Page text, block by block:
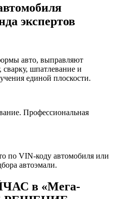
экспертов
авто, выправляют
шпатлевание и
единой плоскости.
Профессиональная
по VIN-коду автомобиля или
автоэмали.
в «Мега-